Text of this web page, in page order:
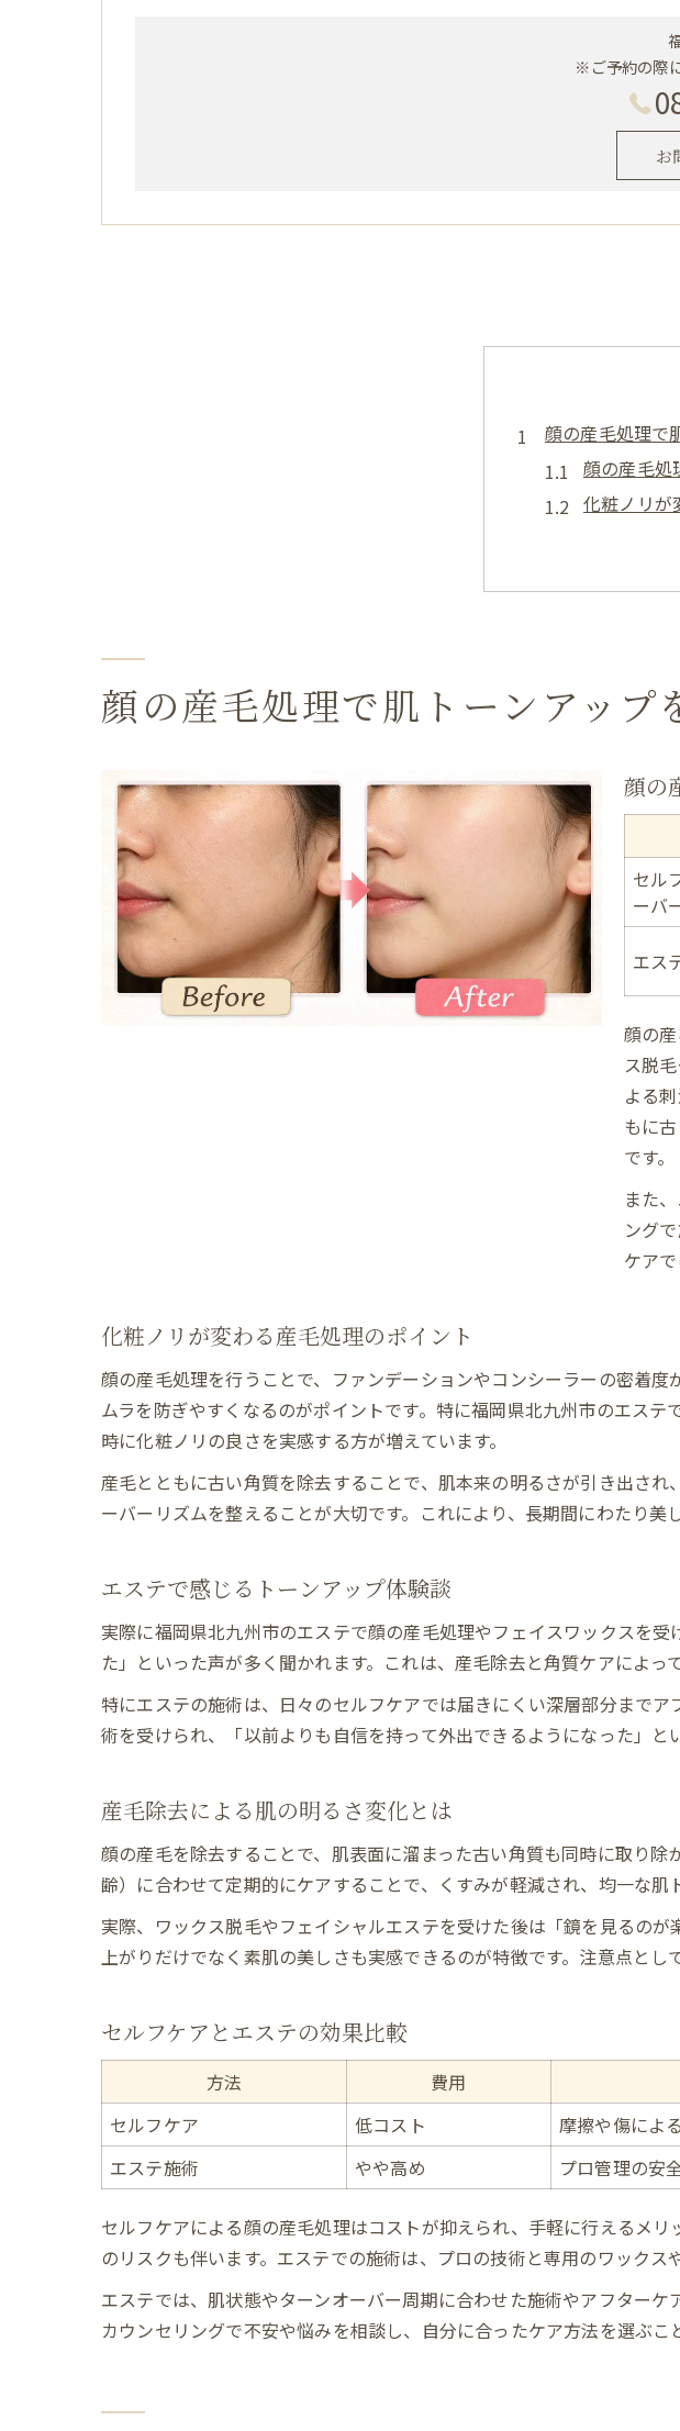
※ご予約の際
お
顔の産毛処理で
顔の産毛処
化粧ノリが
産毛除去
美肌を目指
エステで得
エステ選び
産毛と角質ケア
産毛・角質
角質除去
エステの角
産毛と角質
化粧ノリ
フェイスワッ
フェイス
透明感ア
フェイス
エステで
セルフと
肌のターンオ
角質除去が
エステ施術
トーンアップ目
顔脱毛と
エステ顔脱
セルフ脱毛
顔の産毛処理で肌トーンアップ
顔の
セル
ーバ
エス
顔の
ス脱
よる
もに
です。
また
ング
ケア
化粧ノリが変わる産毛処理のポイント
顔の産毛処理を行うことで、ファンデーションやコンシーラーの密着
ムラを防ぎやすくなるのがポイントです。特に福岡県北九州市のエス
時に化粧ノリの良さを実感する方が増えています。
産毛とともに古い角質を除去することで、肌本来の明るさが引き出さ
ーバーリズムを整えることが大切です。これにより、長期間にわたり美
エステで感じるトーンアップ体験談
実際に福岡県北九州市のエステで顔の産毛処理やフェイスワックスを
た」といった声が多く聞かれます。これは、産毛除去と角質ケアによっ
特にエステの施術は、日々のセルフケアでは届きにくい深層部分まで
術を受けられ、「以前よりも自信を持って外出できるようになった」と
産毛除去による肌の明るさ変化とは
顔の産毛を除去することで、肌表面に溜まった古い角質も同時に取り
齢）に合わせて定期的にケアすることで、くすみが軽減され、均一な肌
実際、ワックス脱毛やフェイシャルエステを受けた後は「鏡を見るの
上がりだけでなく素肌の美しさも実感できるのが特徴です。注意点とし
セルフケアとエステの効果比較
方法 費用
セルフケア
低コスト 摩擦や傷によ
エステ施術
やや高め プロ管理の安
セルフケアによる顔の産毛処理はコストが抑えられ、手軽に行えるメ
のリスクも伴います。エステでの施術は、プロの技術と専用のワック
エステでは、肌状態やターンオーバー周期に合わせた施術やアフター
カウンセリングで不安や悩みを相談し、自分に合ったケア方法を選ぶ